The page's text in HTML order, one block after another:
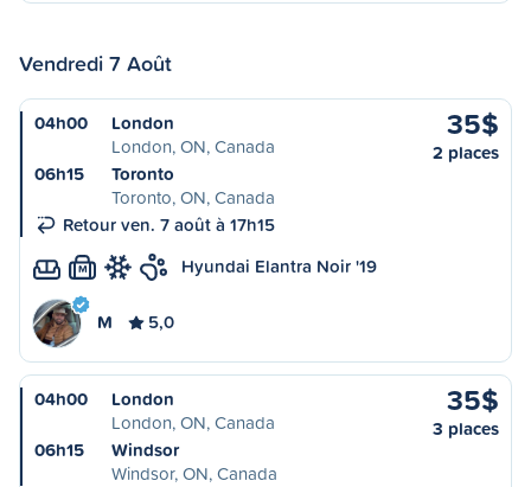
Vendredi 7 Août
04h00
London
London, ON, Canada
06h15
Toronto
Toronto, ON, Canada
Retour ven. 7 août à 17h15
35$
2 places
M Hyundai Elantra Noir '19
M 5,0
04h00
London
London, ON, Canada
06h15
Windsor
Windsor, ON, Canada
35$
3 places